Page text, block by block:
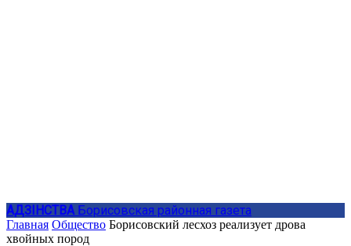
АДЗIНСТВА Борисовская районная газета
Главная Общество Борисовский лесхоз реализует дрова
хвойных пород